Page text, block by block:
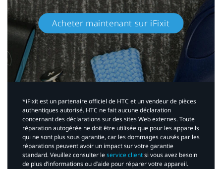
Acheter maintenant sur iFixit​
*iFixit est un partenaire officiel de HTC et un vendeur de pièces
authentiques autorisé. HTC ne fait aucune déclaration
concernant des déclarations sur des sites Web externes. Toute
réparation autogérée ne doit être utilisée que pour les appareils
qui ne sont plus sous garantie, car les dommages causés par les
réparations peuvent avoir un impact sur votre garantie
standard. Veuillez consulter leservice clientsi vous avez besoin
de plus d’informations ou d’aide pour réparer votre appareil.​